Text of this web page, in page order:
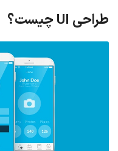
طراحی UI چیست؟